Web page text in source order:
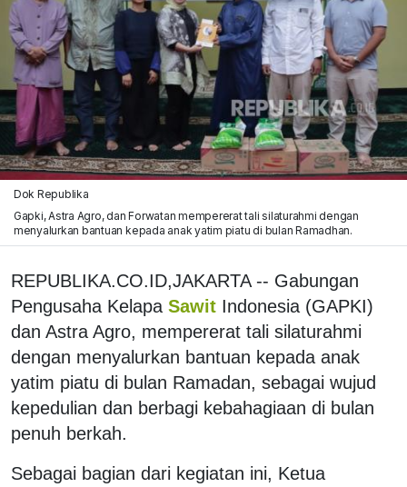
Dok Republika
Gapki, Astra Agro, dan Forwatan mempererat tali silaturahmi dengan
menyalurkan bantuan kepada anak yatim piatu di bulan Ramadhan.
REPUBLIKA.CO.ID,JAKARTA -- Gabungan
Pengusaha Kelapa Sawit Indonesia (GAPKI)
dan Astra Agro, mempererat tali silaturahmi
dengan menyalurkan bantuan kepada anak
yatim piatu di bulan Ramadan, sebagai wujud
kepedulian dan berbagi kebahagiaan di bulan
penuh berkah.
Sebagai bagian dari kegiatan ini, Ketua